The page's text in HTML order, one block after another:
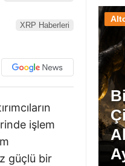
XRP Haberleri
işlem
güçlü bir